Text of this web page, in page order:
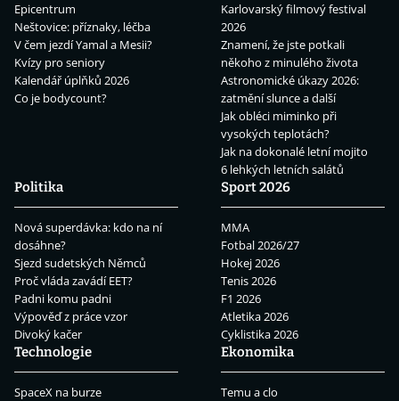
Epicentrum
Neštovice: příznaky, léčba
V čem jezdí Yamal a Mesii?
Kvízy pro seniory
Kalendář úplňků 2026
Co je bodycount?
Karlovarský filmový festival
2026
Znamení, že jste potkali
někoho z minulého života
Astronomické úkazy 2026:
zatmění slunce a další
Jak obléci miminko při
vysokých teplotách?
Jak na dokonalé letní mojito
6 lehkých letních salátů
Politika
Nová superdávka: kdo na ní
dosáhne?
Sjezd sudetských Němců
Proč vláda zavádí EET?
Padni komu padni
Výpověď z práce vzor
Divoký kačer
Sport 2026
MMA
Fotbal 2026/27
Hokej 2026
Tenis 2026
F1 2026
Atletika 2026
Cyklistika 2026
Technologie
SpaceX na burze
Ekonomika
Temu a clo